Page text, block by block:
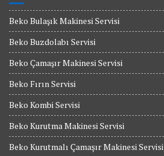
Beko Bulaşık Makinesi Servisi
Beko Buzdolabı Servisi
Beko Çamaşır Makinesi Servisi
Beko Fırın Servisi
Beko Kombi Servisi
Beko Kurutma Makinesi Servisi
Beko Kurutmalı Çamaşır Makinesi Servisi